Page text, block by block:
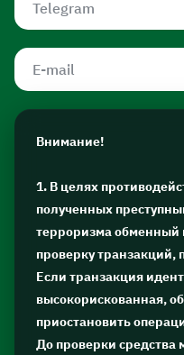
Внимание!
1. В целях
полученных
терроризма обменный
проверку транзакций,
Если транзакция
высокорискованная,
приостановить
До проверки средства